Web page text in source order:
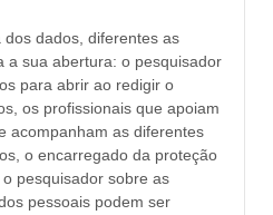
dados, diferentes as
a sua abertura: o pesquisador
para abrir ao redigir o
os profissionais que apoiam
acompanham as diferentes
o encarregado da proteção
pesquisador sobre as
pessoais podem ser